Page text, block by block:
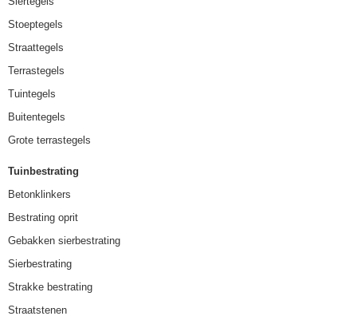
Stoeptegels
Straattegels
Terrastegels
Tuintegels
Buitentegels
Grote terrastegels
Tuinbestrating
Betonklinkers
Bestrating oprit
Gebakken sierbestrating
Sierbestrating
Strakke bestrating
Straatstenen